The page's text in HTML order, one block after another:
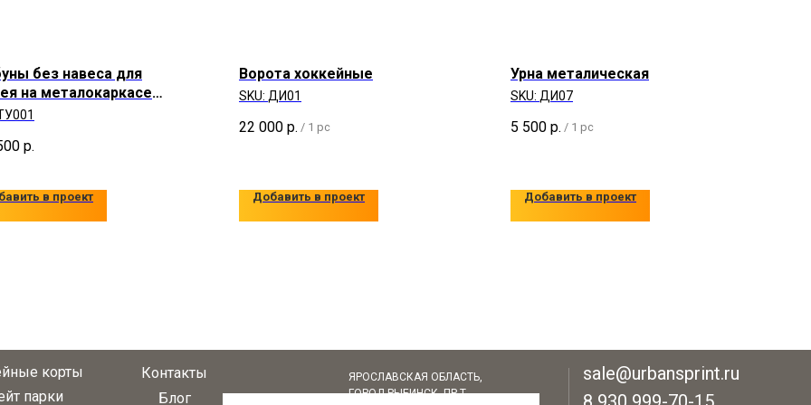
без навеса для
на металокаркасе
мест
р.
в проект
Ворота хоккейные
SKU: ДИ01
22 000 р. / 1 pc
Добавить в проект
Урна металическая
SKU: ДИ07
5 500 р. / 1 pc
Добавить в проект
корты
парки
Контакты sale@urbansprint.ru
Блог
ЯРОСЛАВСКАЯ ОБЛАСТЬ,
ГОРОД РЫБИНСК, ПР-Т